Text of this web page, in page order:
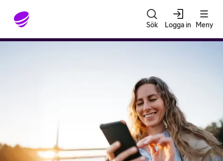
Gå till sidans innehåll
Sök Logga in Meny